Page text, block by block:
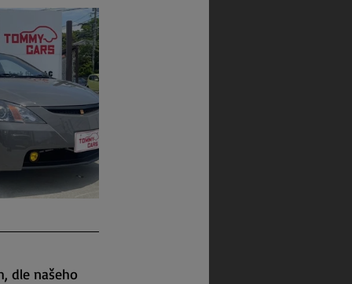
dle našeho